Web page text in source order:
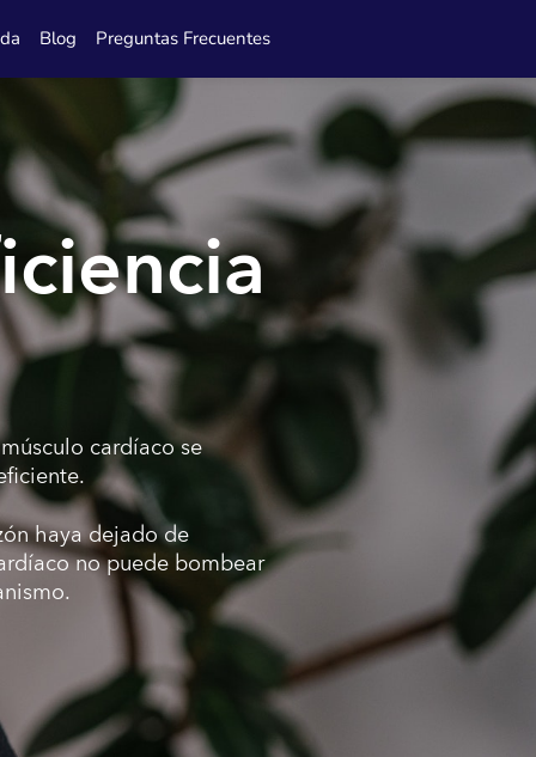
Blog Preguntas Frecuentes
cardíaco se
haya dejado de
no puede bombear